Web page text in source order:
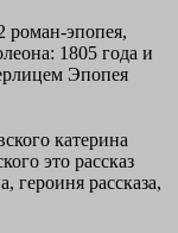
роман-эпопея,
1805 года и
Эпопея
катерина
это рассказ
героиня рассказа,